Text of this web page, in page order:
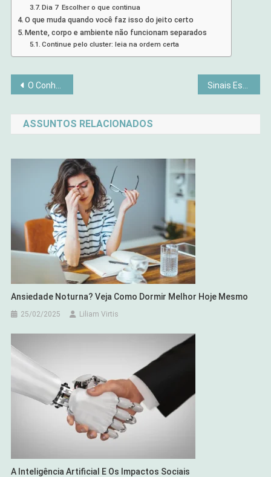
Dia 7 Escolher o que continua
O que muda quando você faz isso do jeito certo
Mente, corpo e ambiente não funcionam separados
Continue pelo cluster: leia na ordem certa
Navegação
de
Post
O Conhecimento das Ervas que as Mulheres Perderam
ASSUNTOS RELACIONADOS
Ansiedade Noturna? Veja Como Dormir Melhor Hoje Mesmo
25/02/2025 Liliam Virtis
A Inteligência Artificial E Os Impactos Sociais